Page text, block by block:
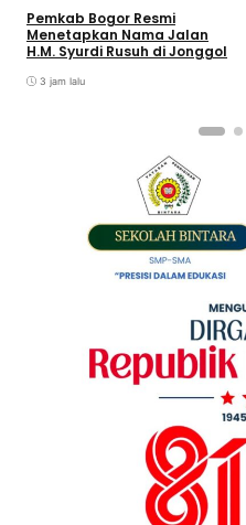
Pemkab Bogor Resmi
Menetapkan Nama Jalan
H.M. Syurdi Rusuh di Jonggol
3 jam lalu